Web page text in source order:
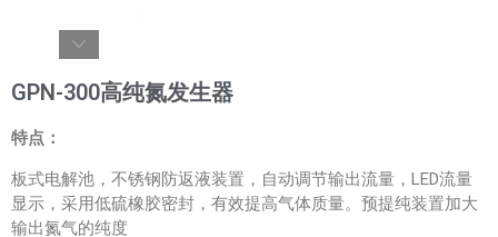
GPN-300高纯氮发生器
特点：
板式电解池，不锈钢防返液装置，自动调节输出流量，LED流量
显示，采用低硫橡胶密封，有效提高气体质量。预提纯装置加大
输出氮气的纯度